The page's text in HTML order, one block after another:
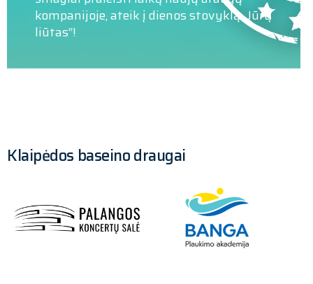
tinkamai apmokyti, kaip elgtis bet kokio
nelaimingo atsitikimo metu.
kompanijoje, ateik į dienos stovyklą „Jūrų
liūtas“!
Klaipėdos baseino draugai